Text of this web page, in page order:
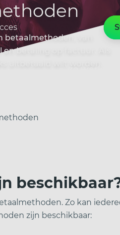
betaalmethoden, van
betaling op factuur. Als
uitbetaald wilt worden.
Zo kan
zijn beschikbaar: